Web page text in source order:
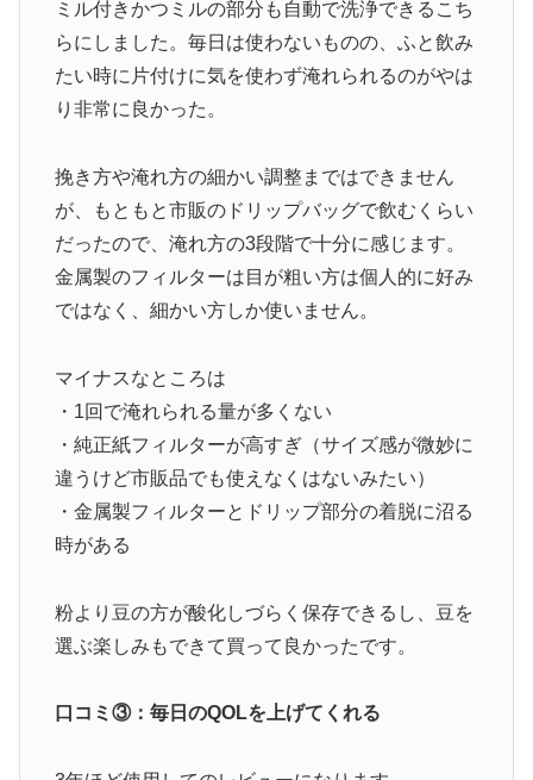
ミル付きかつミルの部分も自動で洗浄できるこち
らにしました。毎日は使わないものの、ふと飲み
たい時に片付けに気を使わず淹れられるのがやは
り非常に良かった。
挽き方や淹れ方の細かい調整まではできません
が、もともと市販のドリップバッグで飲むくらい
だったので、淹れ方の3段階で十分に感じます。
金属製のフィルターは目が粗い方は個人的に好み
ではなく、細かい方しか使いません。
マイナスなところは
・1回で淹れられる量が多くない
・純正紙フィルターが高すぎ（サイズ感が微妙に
違うけど市販品でも使えなくはないみたい）
・金属製フィルターとドリップ部分の着脱に沼る
時がある
粉より豆の方が酸化しづらく保存できるし、豆を
選ぶ楽しみもできて買って良かったです。
口コミ③：毎日のQOLを上げてくれる